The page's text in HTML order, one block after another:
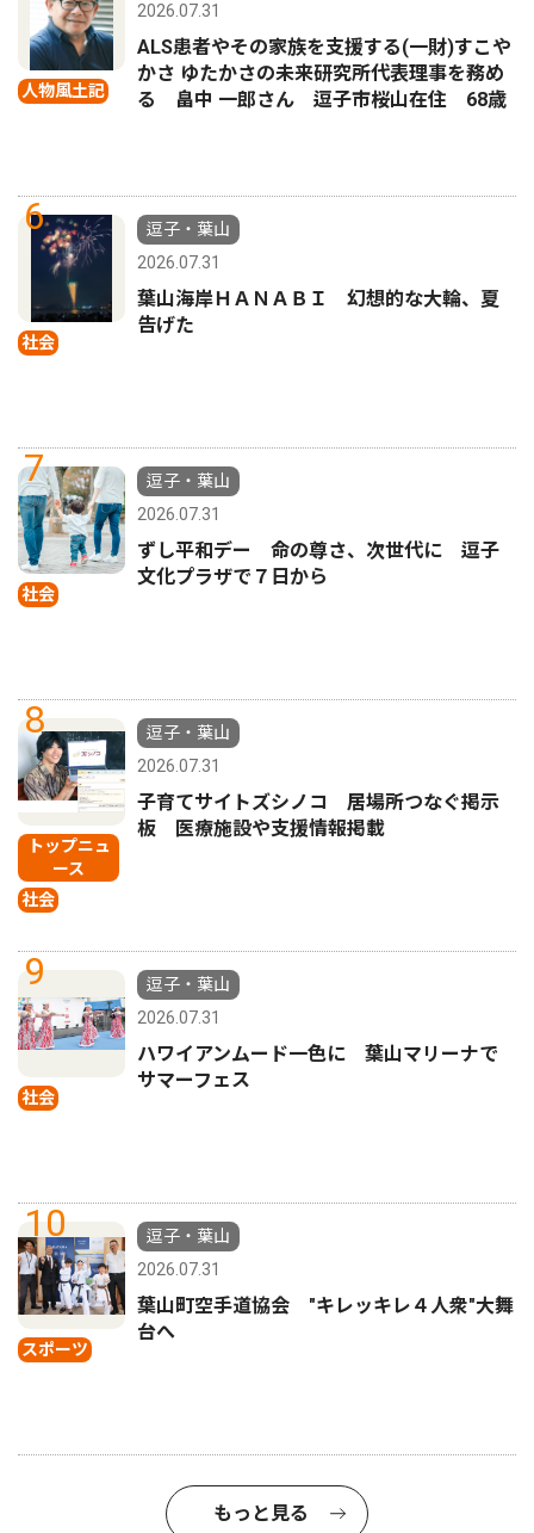
人物風土記
2026.07.31
ALS患者やその家族を支援する(一財)すこや
かさ ゆたかさの未来研究所代表理事を務め
る 畠中 一郎さん 逗子市桜山在住 68歳
6
社会
逗子・葉山
2026.07.31
葉山海岸ＨＡＮＡＢＩ 幻想的な大輪、夏
告げた
7
社会
逗子・葉山
2026.07.31
ずし平和デー 命の尊さ、次世代に 逗子
文化プラザで７日から
8
トップニュ
ース
社会
逗子・葉山
2026.07.31
子育てサイトズシノコ 居場所つなぐ掲示
板 医療施設や支援情報掲載
9
社会
逗子・葉山
2026.07.31
ハワイアンムード一色に 葉山マリーナで
サマーフェス
10
スポーツ
逗子・葉山
2026.07.31
葉山町空手道協会 "キレッキレ４人衆"大舞
台へ
もっと見る